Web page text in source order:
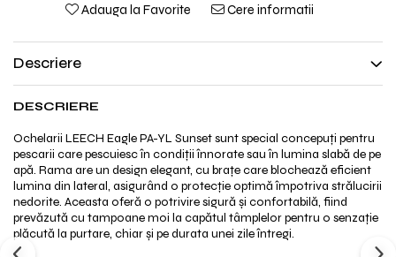
Adauga la Favorite Cere informatii
Descriere
DESCRIERE
Ochelarii LEECH Eagle PA-YL Sunset sunt special concepuți pentru
pescarii care pescuiesc în condiții înnorate sau în lumina slabă de pe
apă. Rama are un design elegant, cu brațe care blochează eficient
lumina din lateral, asigurând o protecție optimă împotriva strălucirii
nedorite. Aceasta oferă o potrivire sigură și confortabilă, fiind
prevăzută cu tampoane moi la capătul tâmplelor pentru o senzație
plăcută la purtare, chiar și pe durata unei zile întregi.